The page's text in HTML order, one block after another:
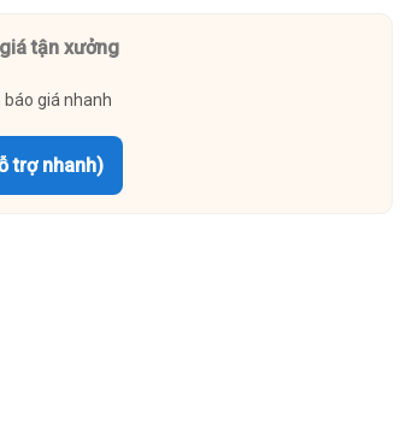
tận xưởng
báo giá nhanh
trợ nhanh)